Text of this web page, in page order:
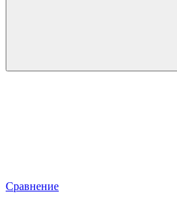
Сравнение